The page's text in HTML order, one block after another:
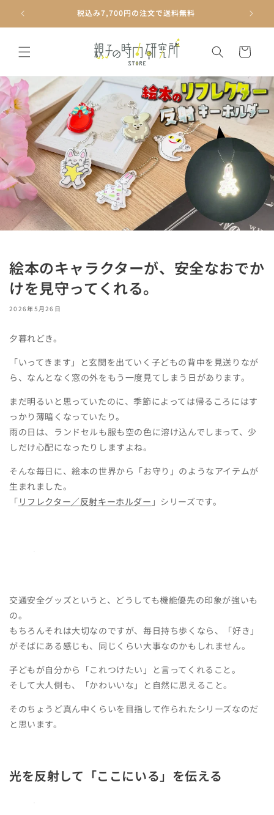
ンツに
進む
絵本グッズと知育玩具の専門店
ー
絵本のキャラクターが、安全なおでか
けを見守ってくれる。
2026年5月26日
夕暮れどき。
「いってきます」と玄関を出ていく子どもの背中を見送りなが
ら、なんとなく窓の外をもう一度見てしまう日があります。
まだ明るいと思っていたのに、季節によっては帰るころにはす
っかり薄暗くなっていたり。
雨の日は、ランドセルも服も空の色に溶け込んでしまって、少
しだけ心配になったりしますよね。
そんな毎日に、絵本の世界から「お守り」のようなアイテムが
生まれました。
「 リフレクター／反射キーホルダー 」シリーズです。
交通安全グッズというと、どうしても機能優先の印象が強いも
の。
もちろんそれは大切なのですが、毎日持ち歩くなら、「好き」
がそばにある感じも、同じくらい大事なのかもしれません。
子どもが自分から「これつけたい」と言ってくれること。
そして大人側も、「かわいいな」と自然に思えること。
そのちょうど真ん中くらいを目指して作られたシリーズなのだ
と思います。
光を反射して「ここにいる」を伝える